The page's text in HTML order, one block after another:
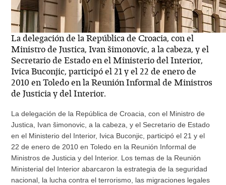
La delegación de la República de Croacia, con el
Ministro de Justica, Ivan šimonovic, a la cabeza, y el
Secretario de Estado en el Ministerio del Interior,
Ivica Buconjic, participó el 21 y el 22 de enero de
2010 en Toledo en la Reunión Informal de Ministros
de Justicia y del Interior.
La delegación de la República de Croacia, con el Ministro de
Justica, Ivan šimonovic, a la cabeza, y el Secretario de Estado
en el Ministerio del Interior, Ivica Buconjic, participó el 21 y el
22 de enero de 2010 en Toledo en la Reunión Informal de
Ministros de Justicia y del Interior. Los temas de la Reunión
Ministerial del Interior abarcaron la estrategia de la seguridad
nacional, la lucha contra el terrorismo, las migraciones legales